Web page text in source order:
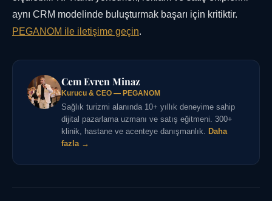
aynı CRM modelinde buluşturmak başarı için kritiktir.
PEGANOM ile iletişime geçin.
Cem Evren Minaz
Kurucu & CEO — PEGANOM
Sağlık turizmi alanında 10+ yıllık deneyime sahip
dijital pazarlama uzmanı ve satış eğitmeni. 300+
klinik, hastane ve acenteye danışmanlık. Daha
fazla →